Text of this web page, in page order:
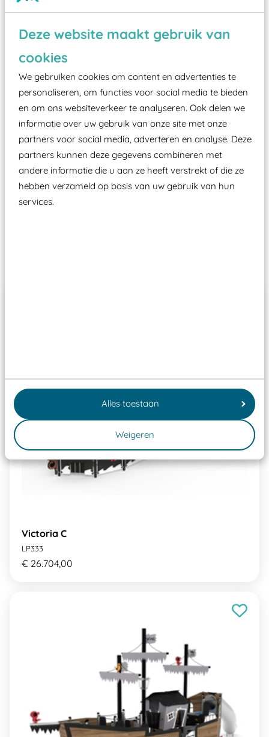
Deze website maakt gebruik van
cookies
We gebruiken cookies om content en advertenties te
personaliseren, om functies voor social media te bieden
en om ons websiteverkeer te analyseren. Ook delen we
informatie over uw gebruik van onze site met onze
partners voor social media, adverteren en analyse. Deze
partners kunnen deze gegevens combineren met
andere informatie die u aan ze heeft verstrekt of die ze
hebben verzameld op basis van uw gebruik van hun
services.
Alles toestaan
Weigeren
Wist je dat:
Vanaf een valhoogte van 1,5 meter een speciale
zoals kunstgras, rubber tegels of boomschors?
Elk speeltoestel in de openbare ruimte voorzien
moet zijn van een typekeuring, -plaatje en
certificering, uitgegeven door een Nederlands
aangewezen keuringsinstantie?
Wij ook speeltoestellen kunnen laten keuren zodat
ze toch binnen het Warenwetbesluit Attractie- en
Speeltoestellen vallen?
Victoria C
LP333
€ 26.704,00